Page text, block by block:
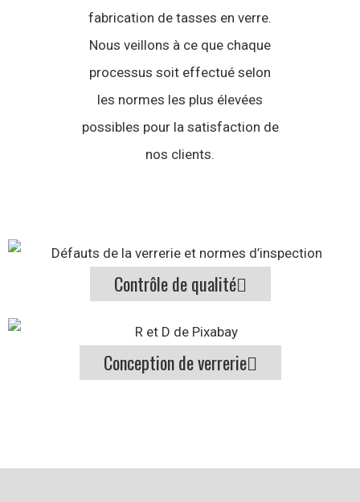
fabrication de tasses en verre.
Nous veillons à ce que chaque
processus soit effectué selon
les normes les plus élevées
possibles pour la satisfaction de
nos clients.
Contrôle de qualité
Conception de verrerie